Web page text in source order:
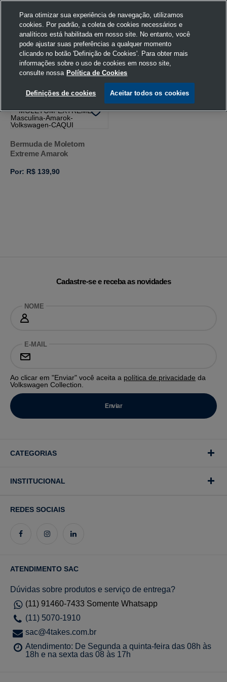
Home Volkswagen Vestuário Bermuda
FILTRAR Ordenar por
Bermuda de Moletom
Extreme Amarok
Por: R$ 139,90
Cadastre-se e receba as novidades
NOME
E-MAIL
Ao clicar em "Enviar" você aceita a política de privacidade da
Volkswagen Collection.
CATEGORIAS
INSTITUCIONAL
REDES SOCIAIS
ATENDIMENTO SAC
Dúvidas sobre produtos e serviço de entrega?
(11) 91460-7433 Somente Whatsapp
(11) 5070-1910
sac@4takes.com.br
Atendimento: De Segunda a quinta-feira das 08h às
18h e na sexta das 08 às 17h
Para otimizar sua experiência de navegação, utilizamos
cookies. Por padrão, a coleta de cookies necessários e
analíticos está habilitada em nosso site. No entanto, você
pode ajustar suas preferências a qualquer momento
clicando no botão 'Definição de Cookies'. Para obter mais
informações sobre o uso de cookies em nosso site,
consulte nossa Política de Cookies
Definições de cookies Aceitar todos os cookies